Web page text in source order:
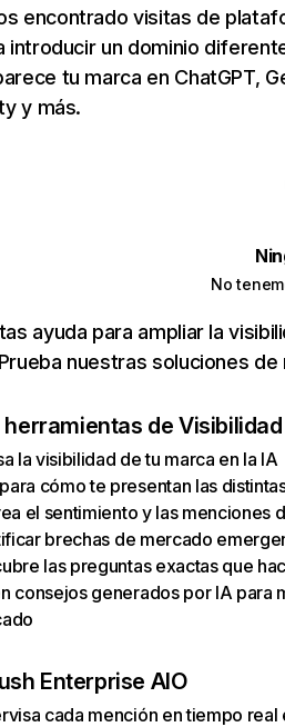
encontrado visitas de
introducir un dominio
tu marca en ChatGPT,
y más.
No
ayuda para ampliar la
nuestras soluciones
herramientas de
la visibilidad de tu marca en la IA
cómo te presentan las
el sentimiento y las menciones
brechas de mercado
las preguntas exactas que
consejos generados por IA para
Enterprise AIO
cada mención en tiempo